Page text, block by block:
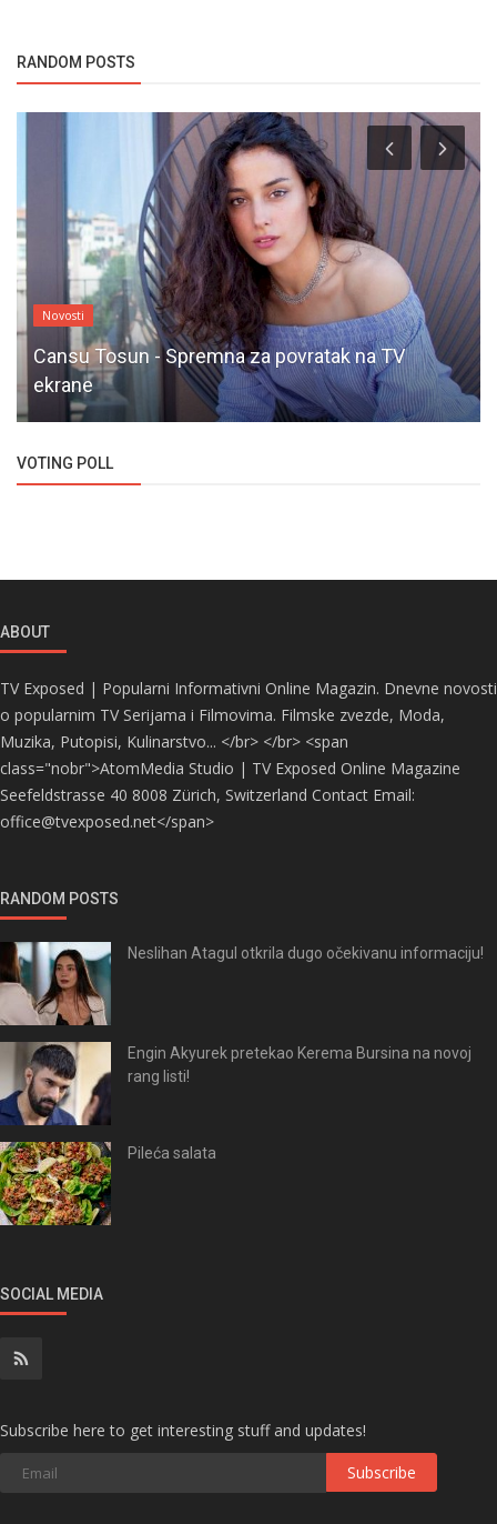
RANDOM POSTS
Novosti
Cansu Tosun - Spremna za povratak na TV
ekrane
VOTING POLL
ABOUT
TV Exposed | Popularni Informativni Online Magazin. Dnevne novosti
o popularnim TV Serijama i Filmovima. Filmske zvezde, Moda,
Muzika, Putopisi, Kulinarstvo... </br> </br> <span
class="nobr">AtomMedia Studio | TV Exposed Online Magazine
Seefeldstrasse 40 8008 Zürich, Switzerland Contact Email:
office@tvexposed.net</span>
RANDOM POSTS
Neslihan Atagul otkrila dugo očekivanu informaciju!
Engin Akyurek pretekao Kerema Bursina na novoj
rang listi!
Pileća salata
SOCIAL MEDIA
Subscribe here to get interesting stuff and updates!
Subscribe